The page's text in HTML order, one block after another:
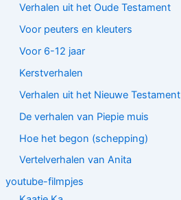
Verhalen uit het Oude Testament
Voor peuters en kleuters
Voor 6-12 jaar
Kerstverhalen
Verhalen uit het Nieuwe Testament
De verhalen van Piepie muis
Hoe het begon (schepping)
Vertelverhalen van Anita
youtube-filmpjes